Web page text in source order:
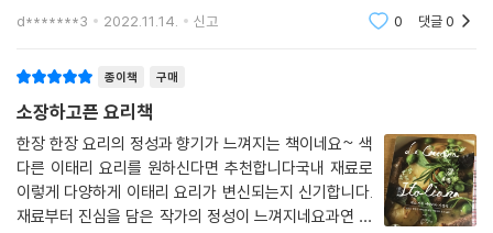
니다!!! 빨리 왔으면 좋겠어요!!! 책이 오기만을 기다리고 있네요~~ ㅎㅎ
d*******3 2022.11.14. 신고 0 댓글0
종이책 구매
소장하고픈 요리책
한장 한장 요리의 정성과 향기가 느껴지는 책이네요~ 색
다른 이태리 요리를 원하신다면 추천합니다국내 재료로
이렇게 다양하게 이태리 요리가 변신되는지 신기합니다.
재료부터 진심을 담은 작가의 정성이 느껴지네요과연 제